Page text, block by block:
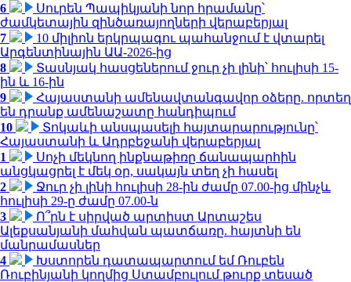
6
Սուրեն Պապիկյանի նոր հրամանը՝
ժամկետային զինծառայողների վերաբերյալ
7
10 միլիոն երկրպագու պահանջում է վտարել
Արգենտինային ԱԱ-2026-ից
8
Տասնյակ հասցեներում ջուր չի լինի՝ հուլիսի 15-
ին և 16-ին
9
Հայաստանի ամենավտանգավոր օձերը. որտեղ
են դրանք ամենաշատը հանդիպում
10
Տոկաևի անսպասելի հայտարարությունը՝
Հայաստանի և Ադրբեջանի վերաբերյալ
1
Սոչի մեկնող ինքնաթիռը ճանապարհին
անցկացրել է մեկ օր, սակայն տեղ չի հասել
2
Ջուր չի լինի հուլիսի 28-ին ժամը 07.00-ից մինչև
հուլիսի 29-ը ժամը 07.00-ն
3
Ո՞րն է սիրված արտիստ Արտաշես
Ալեքսանյանի մահվան պատճառը. հայտնի են
մանրամասներ
4
Խստորեն դատապարտում եմ Ռուբեն
Ռուբինյանի կողմից Ստամբուլում թուրք տեսած